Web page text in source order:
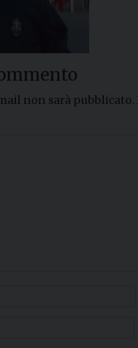
non sarà pubblicato.